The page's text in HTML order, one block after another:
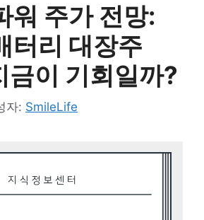
워 주가 전망:
터리 대장주
금이 기회일까?
자: SmileLife